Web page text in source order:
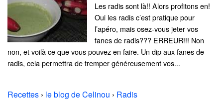
Les radis sont là!! Alors profitons en!
Oui les radis c’est pratique pour
l’apéro, mais osez-vous jeter vos
fanes de radis??? ERREUR!!! Non
non, et voilà ce que vous pouvez en faire. Un dip aux fanes de
radis, cela permettra de tremper généreusement vos...
Recettes › le blog de Celinou › Radis